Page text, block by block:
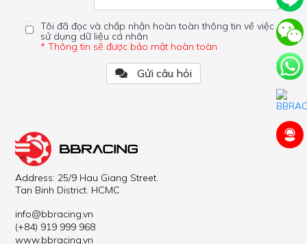
Tôi đã đọc và chấp nhận hoàn toàn thông tin về việc
sử dụng dữ liệu cá nhân
* Thông tin sẽ được bảo mật hoàn toàn
Gửi câu hỏi
Address: 25/9 Hau Giang Street.
Tan Binh District. HCMC
info@bbracing.vn
(+84) 919 999 968
www.bbracing.vn